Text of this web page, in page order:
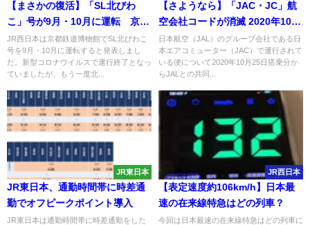
【まさかの復活】「SL北びわ
こ」号が9月・10月に運転 京都
鉄道博物館で
JR西日本は京都鉄道博物館でSL北びわこ
号を9月・10月に運転すると発表しまし
た。新型コロナウイルスで運行終了となっ
ていましたが、もう一度北...
【さようなら】「JAC・JC」航
空会社コードが消滅 2020年10月
24日で終了 22年間の歴史に幕
日本航空（JAL）のグループ会社である日
本エアコミューター（JAC）で運行されて
いる便について2020年10月25日搭乗分か
らJALとの共同...
JR東日本
JR東日本、通勤時間帯に時差通
勤でオフピークポイント導入
JR東日本は通勤時間帯に時差通勤をした
JR西日本
【表定速度約106km/h】日本最
速の在来線特急はどの列車？
今回は日本最速の在来線特急はどの列車に